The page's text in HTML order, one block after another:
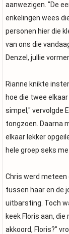
aanwezigen. "De
enkelingen wees
personen hier die
van ons die
Denzel, jullie
Rianne knikte
hoe die twee
simpel," vervolgde
tongzoen. Daarna
elkaar lekker
hele groep seks
Chris werd meteen
tussen haar en de
uitbarsting. Toch
keek Floris aan,
akkoord, Floris?"